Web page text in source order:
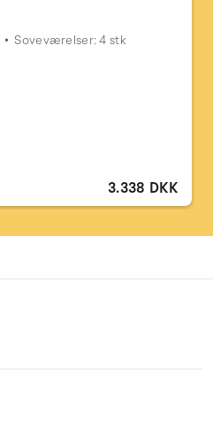
Soveværelser: 4 stk
3.338 DKK